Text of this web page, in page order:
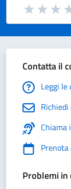
Valuta da 1 a 5
Valuta 2
Valuta 1
Contatta il
Leggi
Problemi in